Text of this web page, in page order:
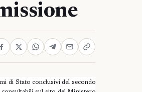
di Stato conclusivi del secondo